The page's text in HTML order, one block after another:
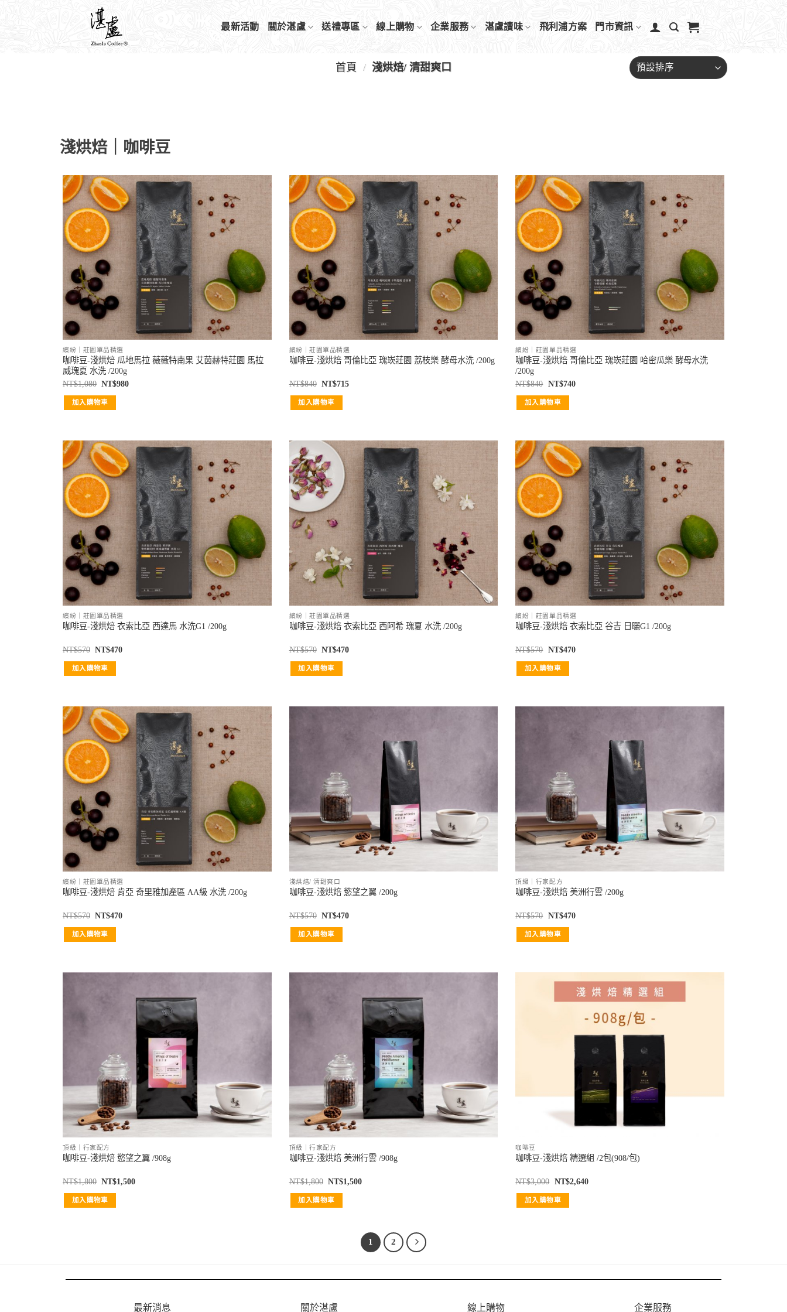
最新活動 關於湛盧 送禮專區 線上購物 企業服務 湛盧讀味 飛利浦方案 門市資訊
首頁 / 淺烘焙/ 清甜爽口
淺烘焙｜咖啡豆
繽紛｜莊園單品精選
咖啡豆-淺烘焙 瓜地馬拉 薇薇特南果 艾茵赫特莊園 馬拉
威瑰夏 水洗 /200g
NT$1,080 NT$980
加入購物車
繽紛｜莊園單品精選
咖啡豆-淺烘焙 哥倫比亞 瑰崁莊園 荔枝樂 酵母水洗 /200g
NT$840 NT$715
加入購物車
繽紛｜莊園單品精選
咖啡豆-淺烘焙 哥倫比亞 瑰崁莊園 哈密瓜樂 酵母水洗
/200g
NT$840 NT$740
加入購物車
繽紛｜莊園單品精選
咖啡豆-淺烘焙 衣索比亞 西達馬 水洗G1 /200g
NT$570 NT$470
加入購物車
繽紛｜莊園單品精選
咖啡豆-淺烘焙 衣索比亞 西阿希 瑰夏 水洗 /200g
NT$570 NT$470
加入購物車
繽紛｜莊園單品精選
咖啡豆-淺烘焙 衣索比亞 谷吉 日曬G1 /200g
NT$570 NT$470
加入購物車
繽紛｜莊園單品精選
咖啡豆-淺烘焙 肯亞 奇里雅加產區 AA級 水洗 /200g
NT$570 NT$470
加入購物車
淺烘焙/ 清甜爽口
咖啡豆-淺烘焙 慾望之翼 /200g
NT$570 NT$470
加入購物車
頂級｜行家配方
咖啡豆-淺烘焙 美洲行雲 /200g
NT$570 NT$470
加入購物車
頂級｜行家配方
咖啡豆-淺烘焙 慾望之翼 /908g
NT$1,800 NT$1,500
加入購物車
頂級｜行家配方
咖啡豆-淺烘焙 美洲行雲 /908g
NT$1,800 NT$1,500
加入購物車
咖啡豆
咖啡豆-淺烘焙 精選組 /2包(908/包)
NT$3,000 NT$2,640
加入購物車
1 2
最新消息 關於湛盧 線上購物 企業服務